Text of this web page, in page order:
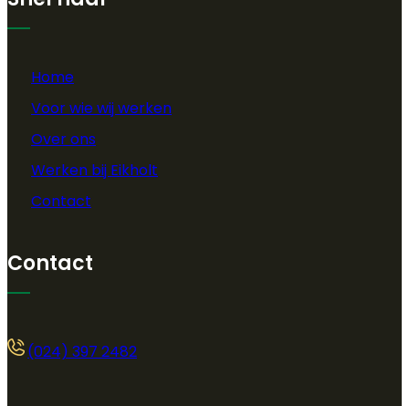
Home
Voor wie wij werken
Over ons
Werken bij Eikholt
Contact
Contact
(024) 397 2482